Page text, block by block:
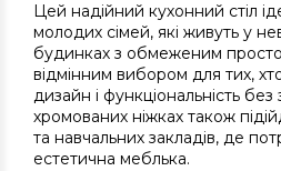
Цей надійний кухонний стіл
молодих сімей, які живуть у
будинках з обмеженим
відмінним вибором для тих,
дизайн і функціональність без
хромованих ніжках також
та навчальних закладів, де
естетична меблька.